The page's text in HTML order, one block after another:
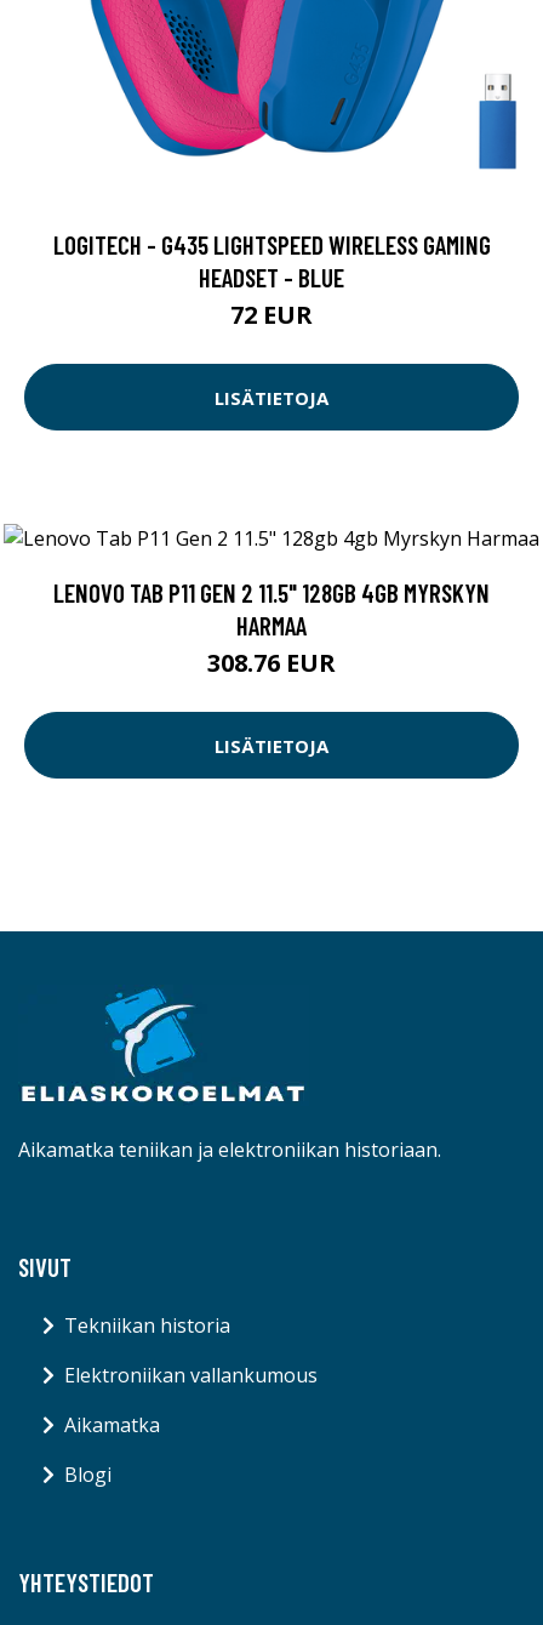
LOGITECH - G435 LIGHTSPEED WIRELESS GAMING
HEADSET - BLUE
72 EUR
LISÄTIETOJA
LENOVO TAB P11 GEN 2 11.5" 128GB 4GB MYRSKYN
HARMAA
308.76 EUR
LISÄTIETOJA
Aikamatka teniikan ja elektroniikan historiaan.
SIVUT
Tekniikan historia
Elektroniikan vallankumous
Aikamatka
Blogi
YHTEYSTIEDOT